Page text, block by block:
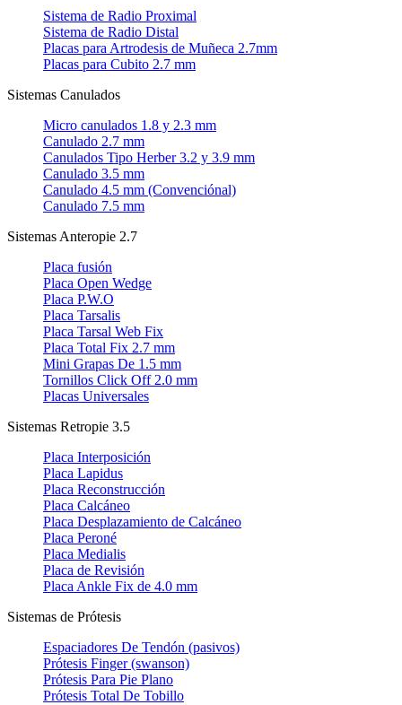
Sistema de Radio Proximal
Sistema de Radio Distal
Placas para Artrodesis de Muñeca 2.7mm
Placas para Cubito 2.7 mm
Sistemas Canulados
Micro canulados 1.8 y 2.3 mm
Canulado 2.7 mm
Canulados Tipo Herber 3.2 y 3.9 mm
Canulado 3.5 mm
Canulado 4.5 mm (Convenciónal)
Canulado 7.5 mm
Sistemas Anteropie 2.7
Placa fusión
Placa Open Wedge
Placa P.W.O
Placa Tarsalis
Placa Tarsal Web Fix
Placa Total Fix 2.7 mm
Mini Grapas De 1.5 mm
Tornillos Click Off 2.0 mm
Placas Universales
Sistemas Retropie 3.5
Placa Interposición
Placa Lapidus
Placa Reconstrucción
Placa Calcáneo
Placa Desplazamiento de Calcáneo
Placa Peroné
Placa Medialis
Placa de Revisión
Placa Ankle Fix de 4.0 mm
Sistemas de Prótesis
Espaciadores De Tendón (pasivos)
Prótesis Finger (swanson)
Prótesis Para Pie Plano
Prótesis Total De Tobillo